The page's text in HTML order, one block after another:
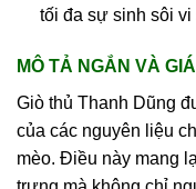
tối đa sự sinh sôi vi
MÔ TẢ NGẮN VÀ
Giò thủ Thanh Dũng
của các nguyên liệu
mèo. Điều này mang